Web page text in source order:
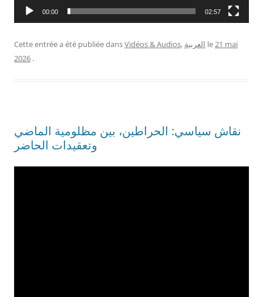
00:00 02:57
Cette entrée a été publiée dansVidéos & Audios, العربية le21 mai
2026 .
نقاش سياسي: الحراطين، بين مظلومية الماضي
وتعقيدات الحاضر